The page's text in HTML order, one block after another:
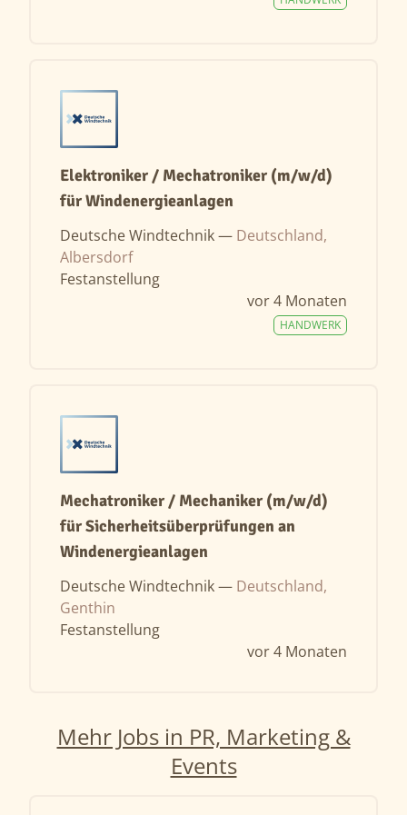
Elektroniker / Mechatroniker (m/w/d)
für Windenergieanlagen
Deutsche Windtechnik — Deutschland,
Albersdorf
Festanstellung
vor 4 Monaten
HANDWERK
Mechatroniker / Mechaniker (m/w/d)
für Sicherheitsüberprüfungen an
Windenergieanlagen
Deutsche Windtechnik — Deutschland,
Genthin
Festanstellung
vor 4 Monaten
Mehr Jobs in PR, Marketing &
Events